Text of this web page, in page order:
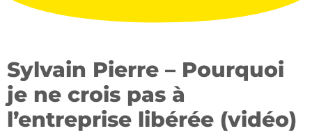
Sylvain Pierre – Pourquoi
je ne crois pas à
l’entreprise libérée (vidéo)